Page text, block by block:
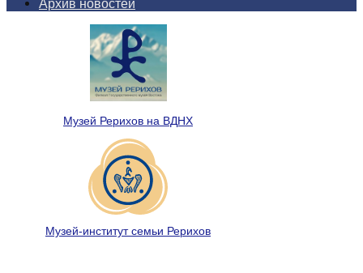
Архив новостей
Музей Рерихов на ВДНХ
Музей-институт семьи Рерихов